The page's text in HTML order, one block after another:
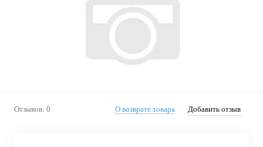
Отзывов: 0 О возврате товара Добавить отзыв